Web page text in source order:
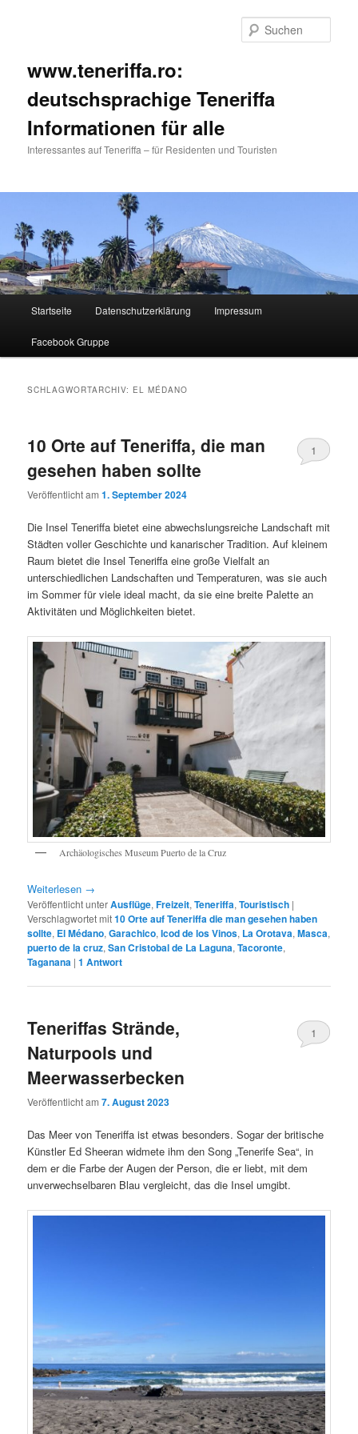
www.teneriffa.ro:
deutschsprachige Teneriffa
Informationen für alle
Interessantes auf Teneriffa – für Residenten und Touristen
Zum
primären
Zum
sekundären
Startseite Datenschutzerklärung Impressum
Facebook Gruppe
SCHLAGWORTARCHIV: EL MÉDANO
10 Orte auf Teneriffa, die man
gesehen haben sollte
Veröffentlicht am1. September 2024
1
Die Insel Teneriffa bietet eine abwechslungsreiche Landschaft mit
Städten voller Geschichte und kanarischer Tradition. Auf kleinem
Raum bietet die Insel Teneriffa eine große Vielfalt an
unterschiedlichen Landschaften und Temperaturen, was sie auch
im Sommer für viele ideal macht, da sie eine breite Palette an
Aktivitäten und Möglichkeiten bietet.
Archäologisches Museum Puerto de la Cruz
Weiterlesen →
Veröffentlicht unterAusflüge,Freizeit,Teneriffa,Touristisch |
Verschlagwortet mit10 Orte auf Teneriffa die man gesehen haben
sollte, El Médano,Garachico,Icod de los Vinos, La Orotava,Masca,
puerto de la cruz,San Cristobal de La Laguna,Tacoronte,
Taganana |1 Antwort
Teneriffas Strände,
Naturpools und
Meerwasserbecken
Veröffentlicht am7. August 2023
1
Das Meer von Teneriffa ist etwas besonders. Sogar der britische
Künstler Ed Sheeran widmete ihm den Song „Tenerife Sea“, in
dem er die Farbe der Augen der Person, die er liebt, mit dem
unverwechselbaren Blau vergleicht, das die Insel umgibt.